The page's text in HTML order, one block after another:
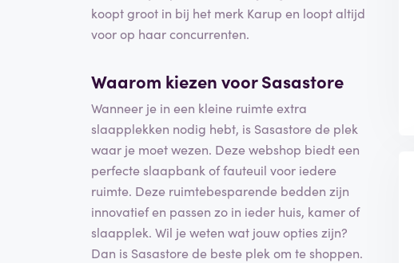
koopt groot in bij het merk Karup en loopt altijd
voor op haar concurrenten.
Waarom kiezen voor Sasastore
Wanneer je in een kleine ruimte extra
slaapplekken nodig hebt, is Sasastore de plek
waar je moet wezen. Deze webshop biedt een
perfecte slaapbank of fauteuil voor iedere
ruimte. Deze ruimtebesparende bedden zijn
innovatief en passen zo in ieder huis, kamer of
slaapplek. Wil je weten wat jouw opties zijn?
Dan is Sasastore de beste plek om te shoppen.